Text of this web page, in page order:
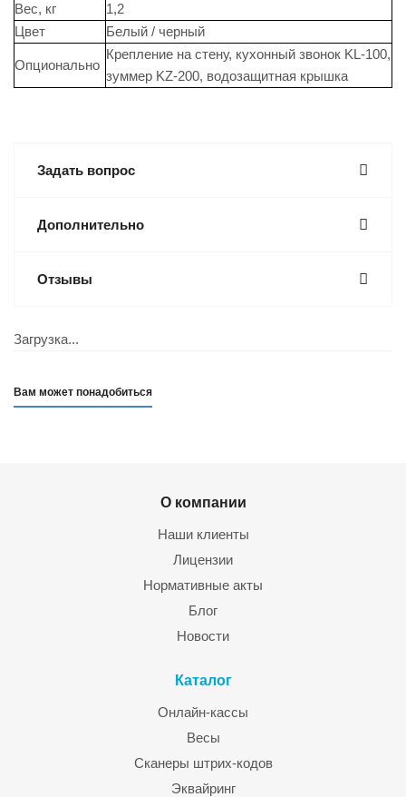
Вес, кг
1,2
Цвет
Белый / черный
Опционально
Крепление на стену, кухонный звонок KL-100,
зуммер KZ-200, водозащитная крышка
Задать вопрос
Дополнительно
Отзывы
Загрузка...
Вам может понадобиться
О компании
Наши клиенты
Лицензии
Нормативные акты
Блог
Новости
Каталог
Онлайн-кассы
Весы
Сканеры штрих-кодов
Эквайринг